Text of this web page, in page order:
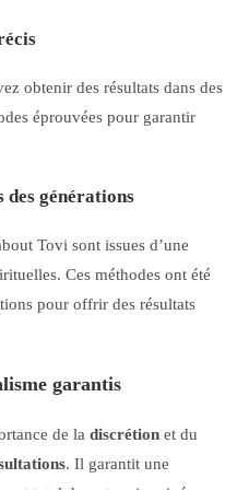
obtenir des résultats dans des
éprouvées pour garantir
des générations
Tovi sont issues d’une
Ces méthodes ont été
pour offrir des résultats
garantis
de ladiscrétion et du
. Il garantit une